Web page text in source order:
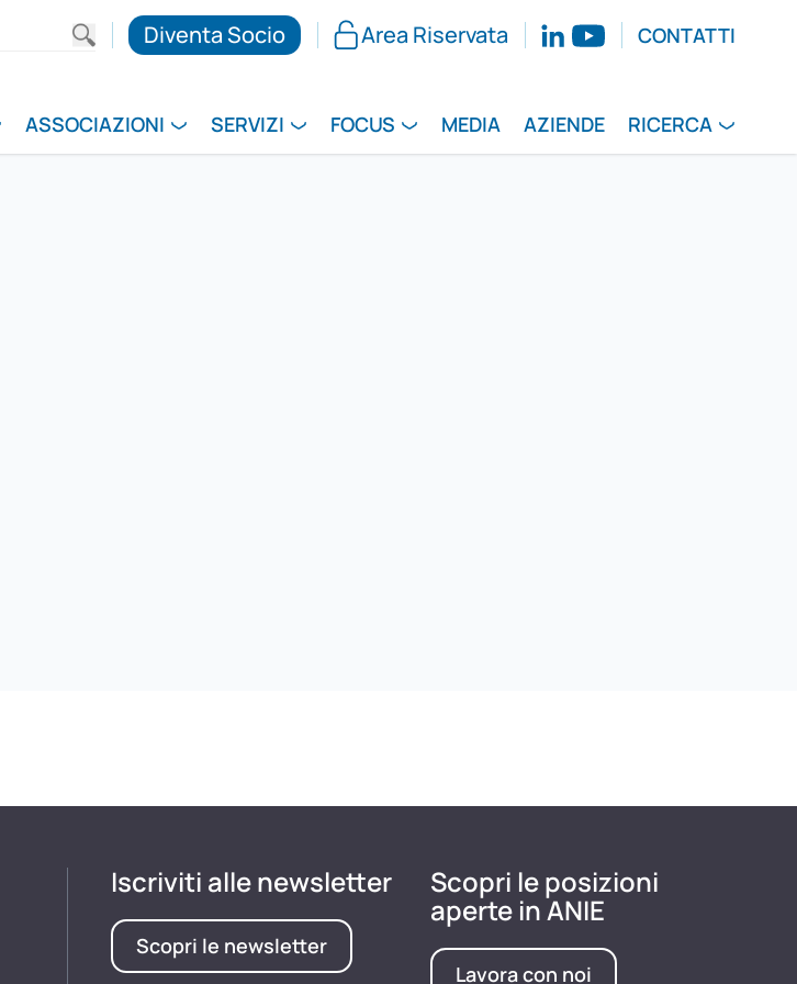
Diventa Socio Area Riservata CONTATTI
ASSOCIAZIONI SERVIZI FOCUS MEDIA AZIENDE RICERCA
Iscriviti alle newsletter
Scopri le newsletter
Scopri le posizioni
aperte in ANIE
Lavora con noi